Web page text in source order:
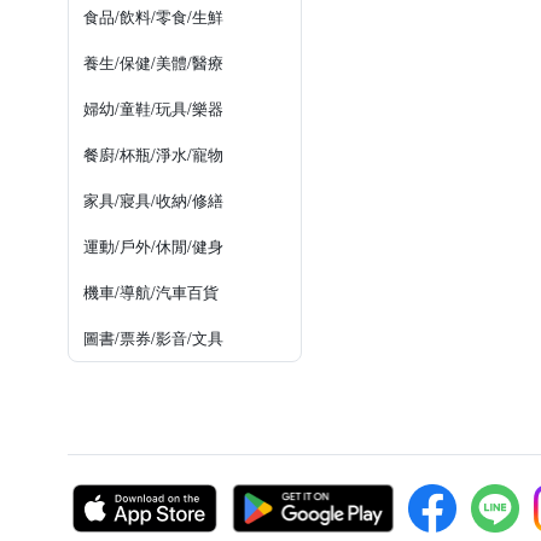
食品/飲料/零食/生鮮
養生/保健/美體/醫療
婦幼/童鞋/玩具/樂器
餐廚/杯瓶/淨水/寵物
家具/寢具/收納/修繕
運動/戶外/休閒/健身
機車/導航/汽車百貨
圖書/票券/影音/文具